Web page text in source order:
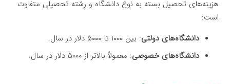
هزینه‌های تحصیل بسته به نوع دانشگاه و رشته تحصیلی متفاوت
است:
دانشگاه‌های دولتی: بین ۱۰۰۰ تا ۵۰۰۰ دلار در سال.
دانشگاه‌های خصوصی: معمولاً بالاتر از ۵۰۰۰ دلار در سال.